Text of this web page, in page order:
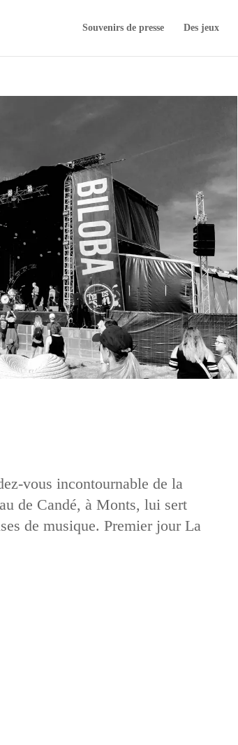
Souvenirs de presse Des jeux
vous incontournable de la
de Candé, à Monts, lui sert
de musique. Premier jour La